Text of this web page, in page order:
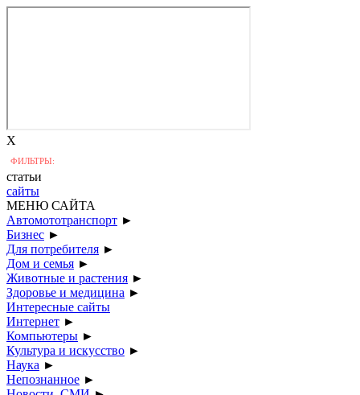
X
ФИЛЬТРЫ:
статьи
сайты
МЕНЮ САЙТА
Автомототранспорт ►
Бизнес ►
Для потребителя ►
Дом и семья ►
Животные и растения ►
Здоровье и медицина ►
Интересные сайты
Интернет ►
Компьютеры ►
Культура и искусство ►
Наука ►
Непознанное ►